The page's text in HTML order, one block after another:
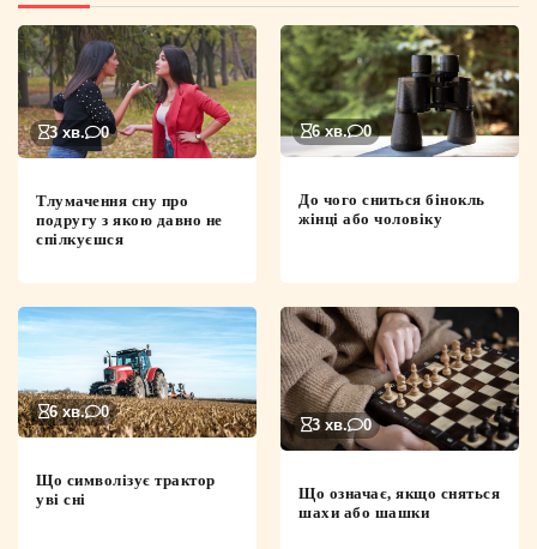
3 хв. 0
Тлумачення сну про
подругу з якою давно не
спілкуєшся
6 хв. 0
До чого сниться бінокль
жінці або чоловіку
6 хв. 0
Що символізує трактор
уві сні
3 хв. 0
Що означає, якщо сняться
шахи або шашки